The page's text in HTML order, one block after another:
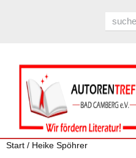
Start / Heike Spöhrer